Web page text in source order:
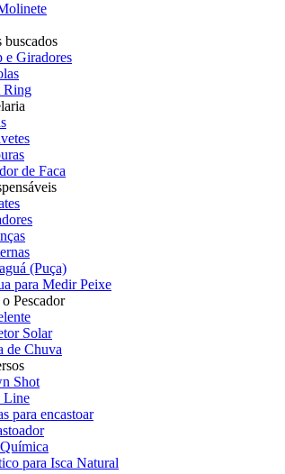
buscados
e Giradores
Ring
de Faca
(Puça)
para Medir Peixe
o Pescador
Solar
de Chuva
Shot
Line
para encastoar
para Isca Natural